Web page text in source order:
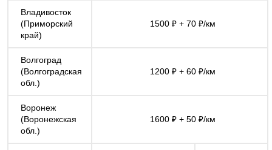
Владивосток
(Приморский
край)
1500 ₽ + 70 ₽/км
Волгоград
(Волгоградская
обл.)
1200 ₽ + 60 ₽/км
Воронеж
(Воронежская
обл.)
1600 ₽ + 50 ₽/км